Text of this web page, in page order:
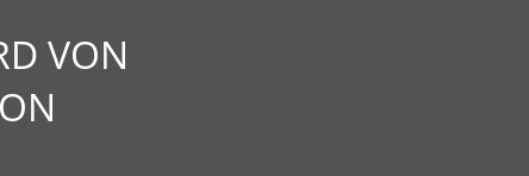
VON